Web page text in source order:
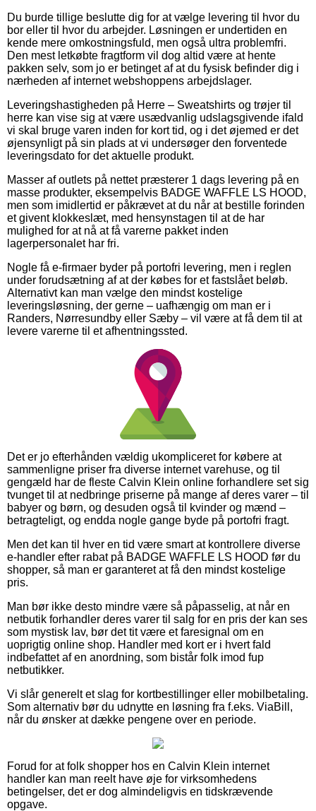
Du burde tillige beslutte dig for at vælge levering til hvor du
bor eller til hvor du arbejder. Løsningen er undertiden en
kende mere omkostningsfuld, men også ultra problemfri.
Den mest letkøbte fragtform vil dog altid være at hente
pakken selv, som jo er betinget af at du fysisk befinder dig i
nærheden af internet webshoppens arbejdslager.
Leveringshastigheden på Herre – Sweatshirts og trøjer til
herre kan vise sig at være usædvanlig udslagsgivende ifald
vi skal bruge varen inden for kort tid, og i det øjemed er det
øjensynligt på sin plads at vi undersøger den forventede
leveringsdato for det aktuelle produkt.
Masser af outlets på nettet præsterer 1 dags levering på en
masse produkter, eksempelvis BADGE WAFFLE LS HOOD,
men som imidlertid er påkrævet at du når at bestille forinden
et givent klokkeslæt, med hensynstagen til at de har
mulighed for at nå at få varerne pakket inden
lagerpersonalet har fri.
Nogle få e-firmaer byder på portofri levering, men i reglen
under forudsætning af at der købes for et fastslået beløb.
Alternativt kan man vælge den mindst kostelige
leveringsløsning, der gerne – uafhængig om man er i
Randers, Nørresundby eller Sæby – vil være at få dem til at
levere varerne til et afhentningssted.
Det er jo efterhånden vældig ukompliceret for købere at
sammenligne priser fra diverse internet varehuse, og til
gengæld har de fleste Calvin Klein online forhandlere set sig
tvunget til at nedbringe priserne på mange af deres varer – til
babyer og børn, og desuden også til kvinder og mænd –
betragteligt, og endda nogle gange byde på portofri fragt.
Men det kan til hver en tid være smart at kontrollere diverse
e-handler efter rabat på BADGE WAFFLE LS HOOD før du
shopper, så man er garanteret at få den mindst kostelige
pris.
Man bør ikke desto mindre være så påpasselig, at når en
netbutik forhandler deres varer til salg for en pris der kan ses
som mystisk lav, bør det tit være et faresignal om en
uoprigtig online shop. Handler med kort er i hvert fald
indbefattet af en anordning, som bistår folk imod fup
netbutikker.
Vi slår generelt et slag for kortbestillinger eller mobilbetaling.
Som alternativ bør du udnytte en løsning fra f.eks. ViaBill,
når du ønsker at dække pengene over en periode.
Forud for at folk shopper hos en Calvin Klein internet
handler kan man reelt have øje for virksomhedens
betingelser, det er dog almindeligvis en tidskrævende
opgave.